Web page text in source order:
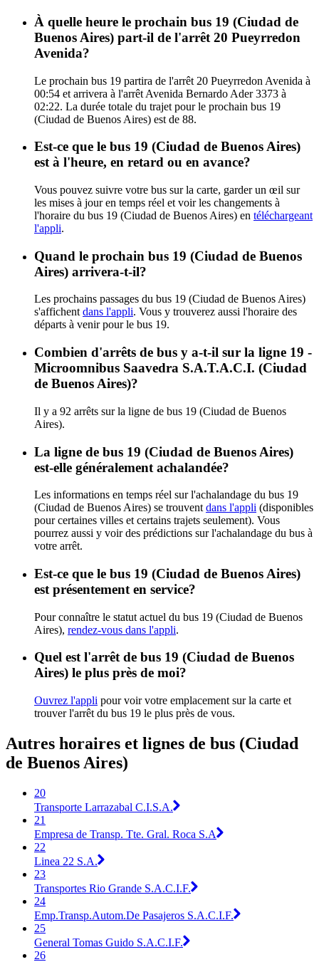
À quelle heure le prochain bus 19 (Ciudad de
Buenos Aires) part-il de l'arrêt 20 Pueyrredon
Avenida?
Le prochain bus 19 partira de l'arrêt 20 Pueyrredon Avenida à
00:54 et arrivera à l'arrêt Avenida Bernardo Ader 3373 à
02:22. La durée totale du trajet pour le prochain bus 19
(Ciudad de Buenos Aires) est de 88.
Est-ce que le bus 19 (Ciudad de Buenos Aires)
est à l'heure, en retard ou en avance?
Vous pouvez suivre votre bus sur la carte, garder un œil sur
les mises à jour en temps réel et voir les changements à
l'horaire du bus 19 (Ciudad de Buenos Aires) en téléchargeant
l'appli.
Quand le prochain bus 19 (Ciudad de Buenos
Aires) arrivera-t-il?
Les prochains passages du bus 19 (Ciudad de Buenos Aires)
s'affichent dans l'appli. Vous y trouverez aussi l'horaire des
départs à venir pour le bus 19.
Combien d'arrêts de bus y a-t-il sur la ligne 19 -
Microomnibus Saavedra S.A.T.A.C.I. (Ciudad
de Buenos Aires)?
Il y a 92 arrêts sur la ligne de bus 19 (Ciudad de Buenos
Aires).
La ligne de bus 19 (Ciudad de Buenos Aires)
est-elle généralement achalandée?
Les informations en temps réel sur l'achalandage du bus 19
(Ciudad de Buenos Aires) se trouvent dans l'appli (disponibles
pour certaines villes et certains trajets seulement). Vous
pourrez aussi y voir des prédictions sur l'achalandage du bus à
votre arrêt.
Est-ce que le bus 19 (Ciudad de Buenos Aires)
est présentement en service?
Pour connaître le statut actuel du bus 19 (Ciudad de Buenos
Aires), rendez-vous dans l'appli.
Quel est l'arrêt de bus 19 (Ciudad de Buenos
Aires) le plus près de moi?
Ouvrez l'appli pour voir votre emplacement sur la carte et
trouver l'arrêt du bus 19 le plus près de vous.
Autres horaires et lignes de bus (Ciudad
de Buenos Aires)
20
Transporte Larrazabal C.I.S.A.
21
Empresa de Transp. Tte. Gral. Roca S.A
22
Linea 22 S.A.
23
Transportes Rio Grande S.A.C.I.F.
24
Emp.Transp.Autom.De Pasajeros S.A.C.I.F.
25
General Tomas Guido S.A.C.I.F.
26